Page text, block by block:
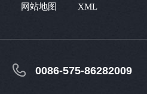
网站地图 XML
0086-575-86282009